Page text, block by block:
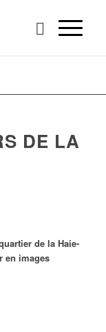
DE LA
de la Haie-
en images